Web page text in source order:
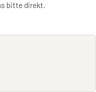
bitte direkt.